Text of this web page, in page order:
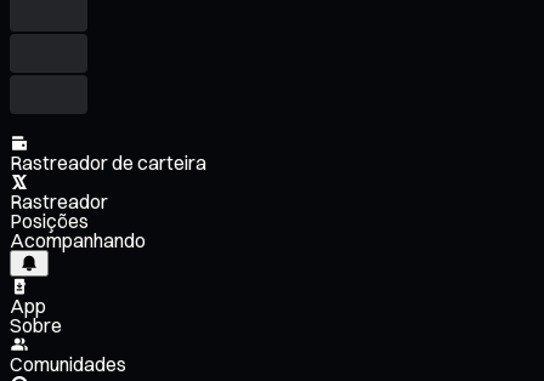
Rastreador de carteira
Rastreador
Posições
Acompanhando
App
Sobre
Comunidades